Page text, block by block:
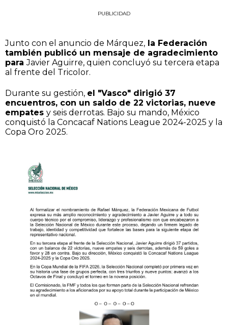
PUBLICIDAD
Junto con el anuncio de Márquez, la Federación
también publicó un mensaje de agradecimiento
paraJavier Aguirre, quien concluyó su tercera etapa
al frente del Tricolor.
Durante su gestión, el "Vasco" dirigió 37
encuentros, con un saldo de 22 victorias, nueve
empates y seis derrotas. Bajo su mando, México
conquistó la Concacaf Nations League 2024-2025 y la
Copa Oro 2025.